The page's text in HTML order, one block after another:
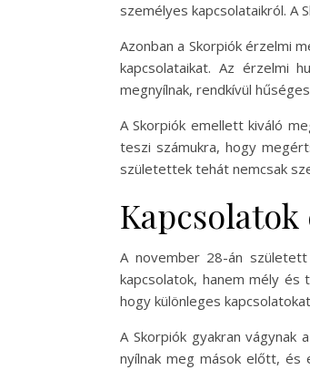
személyes kapcsolataikról. A
Azonban a Skorpiók érzelmi
kapcsolataikat. Az érzelmi
megnyílnak, rendkívül
A Skorpiók emellett kiváló
teszi számukra, hogy
születettek tehát nemcsak
A november 28-án
kapcsolatok, hanem mély és
hogy különleges
A Skorpiók gyakran
nyílnak meg mások előtt, és